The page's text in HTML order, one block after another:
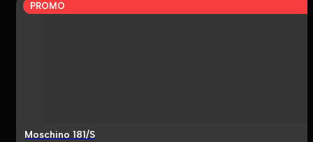
PROMO
Moschino 181/S